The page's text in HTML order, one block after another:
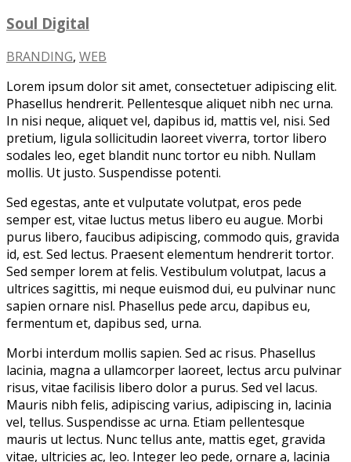
Soul Digital
BRANDING, WEB
Lorem ipsum dolor sit amet, consectetuer adipiscing elit.
Phasellus hendrerit. Pellentesque aliquet nibh nec urna.
In nisi neque, aliquet vel, dapibus id, mattis vel, nisi. Sed
pretium, ligula sollicitudin laoreet viverra, tortor libero
sodales leo, eget blandit nunc tortor eu nibh. Nullam
mollis. Ut justo. Suspendisse potenti.
Sed egestas, ante et vulputate volutpat, eros pede
semper est, vitae luctus metus libero eu augue. Morbi
purus libero, faucibus adipiscing, commodo quis, gravida
id, est. Sed lectus. Praesent elementum hendrerit tortor.
Sed semper lorem at felis. Vestibulum volutpat, lacus a
ultrices sagittis, mi neque euismod dui, eu pulvinar nunc
sapien ornare nisl. Phasellus pede arcu, dapibus eu,
fermentum et, dapibus sed, urna.
Morbi interdum mollis sapien. Sed ac risus. Phasellus
lacinia, magna a ullamcorper laoreet, lectus arcu pulvinar
risus, vitae facilisis libero dolor a purus. Sed vel lacus.
Mauris nibh felis, adipiscing varius, adipiscing in, lacinia
vel, tellus. Suspendisse ac urna. Etiam pellentesque
mauris ut lectus. Nunc tellus ante, mattis eget, gravida
vitae, ultricies ac, leo. Integer leo pede, ornare a, lacinia